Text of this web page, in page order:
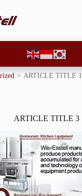
> ARTICLE TITLE 1
ARTICLE TITLE 3